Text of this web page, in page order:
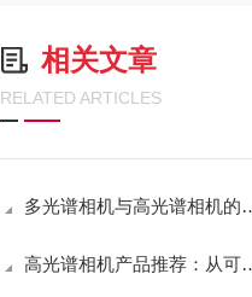
相关文章
RELATED ARTICLES
多光谱相机与高光谱相机的差异：选型与品牌推荐
高光谱相机产品推荐：从可见光到短波红外全波段选型攻略